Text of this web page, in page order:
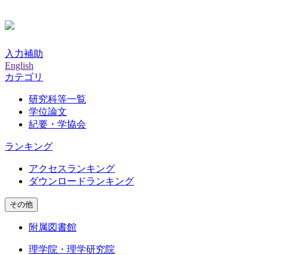
入力補助
English
カテゴリ
研究科等一覧
学位論文
紀要・学協会
ランキング
アクセスランキング
ダウンロードランキング
その他
附属図書館
理学院・理学研究院